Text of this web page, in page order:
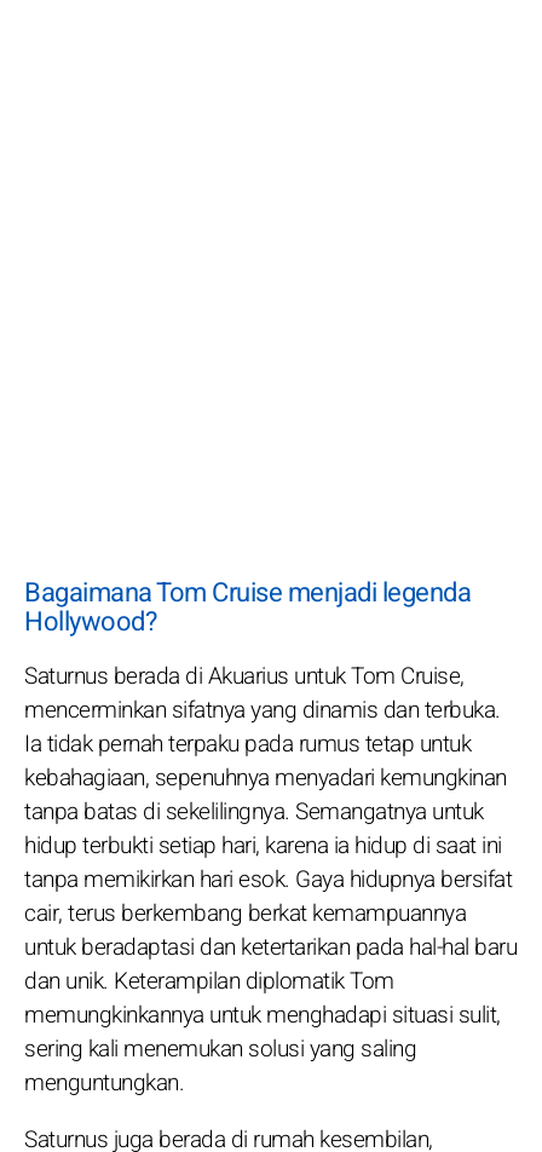
Bagaimana Tom Cruise menjadi legenda
Hollywood?
Saturnus berada di Akuarius untuk Tom Cruise,
mencerminkan sifatnya yang dinamis dan terbuka.
Ia tidak pernah terpaku pada rumus tetap untuk
kebahagiaan, sepenuhnya menyadari kemungkinan
tanpa batas di sekelilingnya. Semangatnya untuk
hidup terbukti setiap hari, karena ia hidup di saat ini
tanpa memikirkan hari esok. Gaya hidupnya bersifat
cair, terus berkembang berkat kemampuannya
untuk beradaptasi dan ketertarikan pada hal-hal baru
dan unik. Keterampilan diplomatik Tom
memungkinkannya untuk menghadapi situasi sulit,
sering kali menemukan solusi yang saling
menguntungkan.
Saturnus juga berada di rumah kesembilan,